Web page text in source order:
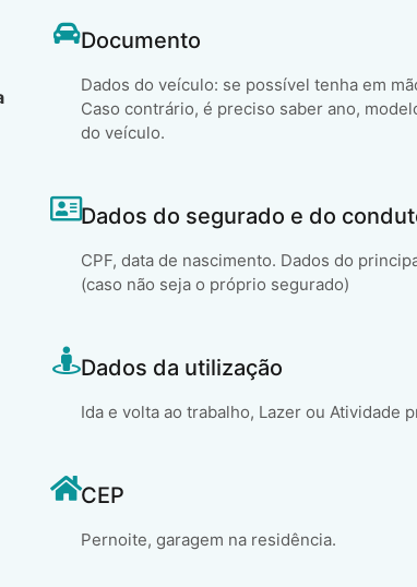
Documento
Dados do veículo: se possível tenha em
Caso contrário, é preciso saber ano,
do veículo.
Dados do segurado e do
CPF, data de nascimento. Dados do
(caso não seja o próprio segurado)
Dados da utilização
Ida e volta ao trabalho, Lazer ou Atividade
CEP
Pernoite, garagem na residência.